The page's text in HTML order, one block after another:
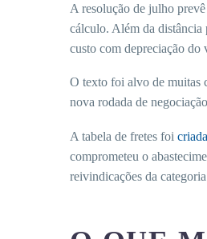
A resolução de julho
cálculo. Além da distância
custo com depreciação do
O texto foi alvo de muitas
nova rodada de
A tabela de fretes foi
comprometeu o
reivindicações da